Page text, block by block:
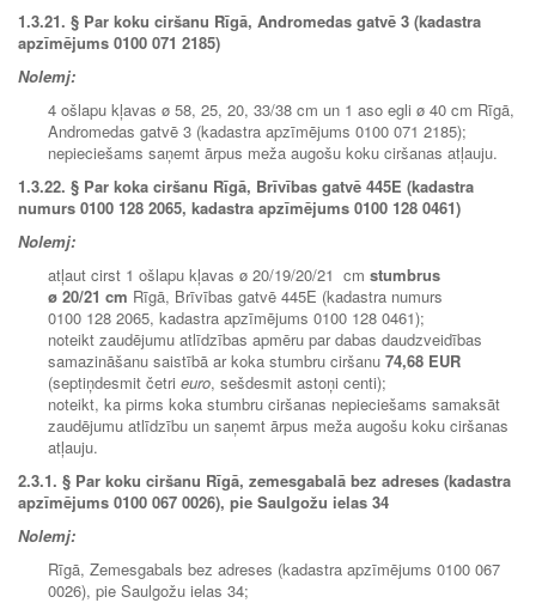
1.3.21. § Par koku ciršanu Rīgā, Andromedas gatvē 3 (kadastra
apzīmējums 0100 071 2185)
Nolemj:
4 ošlapu kļavas ø 58, 25, 20, 33/38 cm un 1 aso egli ø 40 cm Rīgā,
Andromedas gatvē 3 (kadastra apzīmējums 0100 071 2185);
nepieciešams saņemt ārpus meža augošu koku ciršanas atļauju.
1.3.22. § Par koka ciršanu Rīgā, Brīvības gatvē 445E (kadastra
numurs 0100 128 2065, kadastra apzīmējums 0100 128 0461)
Nolemj:
atļaut cirst 1 ošlapu kļavas ø 20/19/20/21 cm stumbrus
ø 20/21 cm Rīgā, Brīvības gatvē 445E (kadastra numurs
0100 128 2065, kadastra apzīmējums 0100 128 0461);
noteikt zaudējumu atlīdzības apmēru par dabas daudzveidības
samazināšanu saistībā ar koka stumbru ciršanu 74,68 EUR
(septiņdesmit četri euro, sešdesmit astoņi centi);
noteikt, ka pirms koka stumbru ciršanas nepieciešams samaksāt
zaudējumu atlīdzību un saņemt ārpus meža augošu koku ciršanas
atļauju.
2.3.1. § Par koku ciršanu Rīgā, zemesgabalā bez adreses (kadastra
apzīmējums 0100 067 0026), pie Saulgožu ielas 34
Nolemj:
Rīgā, Zemesgabals bez adreses (kadastra apzīmējums 0100 067
0026), pie Saulgožu ielas 34;